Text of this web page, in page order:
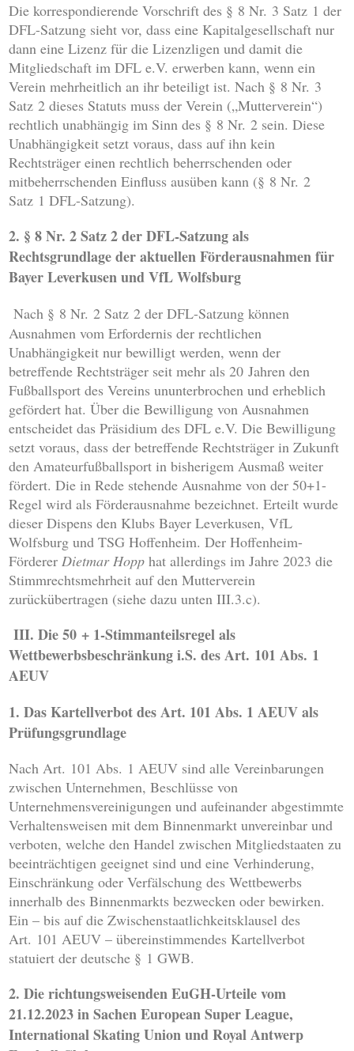
Die korrespondierende Vorschrift des § 8 Nr. 3 Satz 1 der
DFL-Satzung sieht vor, dass eine Kapitalgesellschaft nur
dann eine Lizenz für die Lizenzligen und damit die
Mitgliedschaft im DFL e.V. erwerben kann, wenn ein
Verein mehrheitlich an ihr beteiligt ist. Nach § 8 Nr. 3
Satz 2 dieses Statuts muss der Verein („Mutterverein“)
rechtlich unabhängig im Sinn des § 8 Nr. 2 sein. Diese
Unabhängigkeit setzt voraus, dass auf ihn kein
Rechtsträger einen rechtlich beherrschenden oder
mitbeherrschenden Einfluss ausüben kann (§ 8 Nr. 2
Satz 1 DFL-Satzung).
2. § 8 Nr. 2 Satz 2 der DFL-Satzung als
Rechtsgrundlage der aktuellen Förderausnahmen für
Bayer Leverkusen und VfL Wolfsburg
Nach § 8 Nr. 2 Satz 2 der DFL-Satzung können
Ausnahmen vom Erfordernis der rechtlichen
Unabhängigkeit nur bewilligt werden, wenn der
betreffende Rechtsträger seit mehr als 20 Jahren den
Fußballsport des Vereins ununterbrochen und erheblich
gefördert hat. Über die Bewilligung von Ausnahmen
entscheidet das Präsidium des DFL e.V. Die Bewilligung
setzt voraus, dass der betreffende Rechtsträger in Zukunft
den Amateurfußballsport in bisherigem Ausmaß weiter
fördert. Die in Rede stehende Ausnahme von der 50+1-
Regel wird als Förderausnahme bezeichnet. Erteilt wurde
dieser Dispens den Klubs Bayer Leverkusen, VfL
Wolfsburg und TSG Hoffenheim. Der Hoffenheim-
FördererDietmar Hopp hat allerdings im Jahre 2023 die
Stimmrechtsmehrheit auf den Mutterverein
zurückübertragen (siehe dazu unten III.3.c).
III. Die 50 + 1-Stimmanteilsregel als
Wettbewerbsbeschränkung i.S. des Art. 101 Abs. 1
AEUV
1. Das Kartellverbot des Art. 101 Abs. 1 AEUV als
Prüfungsgrundlage
Nach Art. 101 Abs. 1 AEUV sind alle Vereinbarungen
zwischen Unternehmen, Beschlüsse von
Unternehmensvereinigungen und aufeinander abgestimmte
Verhaltensweisen mit dem Binnenmarkt unvereinbar und
verboten, welche den Handel zwischen Mitgliedstaaten zu
beeinträchtigen geeignet sind und eine Verhinderung,
Einschränkung oder Verfälschung des Wettbewerbs
innerhalb des Binnenmarkts bezwecken oder bewirken.
Ein – bis auf die Zwischenstaatlichkeitsklausel des
Art. 101 AEUV – übereinstimmendes Kartellverbot
statuiert der deutsche § 1 GWB.
2. Die richtungsweisenden EuGH-Urteile vom
21.12.2023 in Sachen European Super League,
International Skating Union und Royal Antwerp